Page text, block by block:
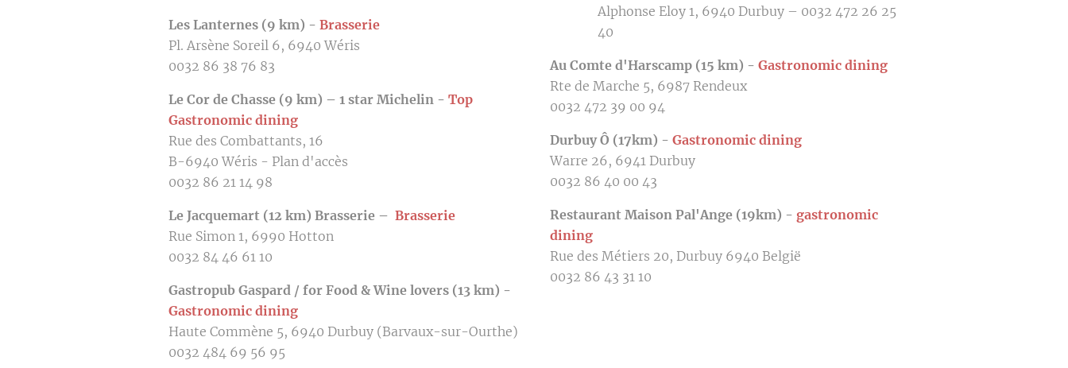
Les Lanternes (9 km) - Brasserie
Pl. Arsène Soreil 6, 6940 Wéris
0032 86 38 76 83
Le Cor de Chasse (9 km) – 1 star Michelin - Top
Gastronomic dining
Rue des Combattants, 16
B-6940 Wéris - Plan d'accès
0032 86 21 14 98
Le Jacquemart (12 km) Brasserie – Brasserie
Rue Simon 1, 6990 Hotton
0032 84 46 61 10
Gastropub Gaspard / for Food & Wine lovers (13 km) -
Gastronomic dining
Haute Commène 5, 6940 Durbuy (Barvaux-sur-Ourthe)
0032 484 69 56 95
Alphonse Eloy 1, 6940 Durbuy – 0032 472 26 25
40
Au Comte d'Harscamp (15 km) - Gastronomic dining
Rte de Marche 5, 6987 Rendeux
0032 472 39 00 94
Durbuy Ô (17km) - Gastronomic dining
Warre 26, 6941 Durbuy
0032 86 40 00 43
Restaurant Maison Pal'Ange (19km) - gastronomic
dining
Rue des Métiers 20, Durbuy 6940 België
0032 86 43 31 10